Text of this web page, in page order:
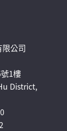
公司
1樓
District,